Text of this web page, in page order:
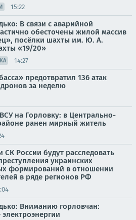
15:22
В связи с аварийной
обесточены жилой массив
посёлки шахты им. Ю. А.
«19/20»
14:27
предотвратил 136 атак
за неделю
на Горловку: в Центрально-
ранен мирный житель
СК России будут расследовать
украинских
формирований в отношении
в ряде регионов РФ
Вниманию горловчан: